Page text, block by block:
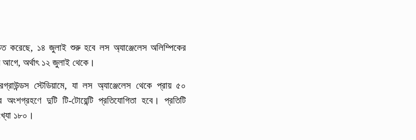
করেছে, ১৪ জুলাই শুরু হবে লস অ্যাঞ্জেলেস অলিম্পিকের
আগে, অর্থাৎ ১২ জুলাই থেকে।
স্টেডিয়ামে, যা লস অ্যাঞ্জেলেস থেকে প্রায় ৫০
দুটি টি-টোয়েন্টি প্রতিযোগিতা হবে। প্রতিটি
১৮০।